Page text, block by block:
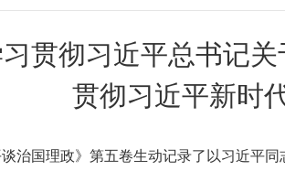
贯彻习近平总书记
贯彻习近平新时
国理政》第五卷生动记录了以习近平同